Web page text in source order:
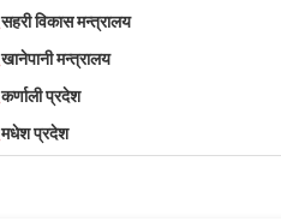
सहरी विकास मन्त्रालय
खानेपानी मन्त्रालय
कर्णाली प्रदेश
मधेश प्रदेश